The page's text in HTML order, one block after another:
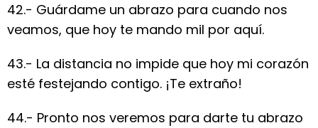
42.- Guárdame un abrazo para cuando nos
veamos, que hoy te mando mil por aquí.
43.- La distancia no impide que hoy mi corazón
esté festejando contigo. ¡Te extraño!
44.- Pronto nos veremos para darte tu abrazo